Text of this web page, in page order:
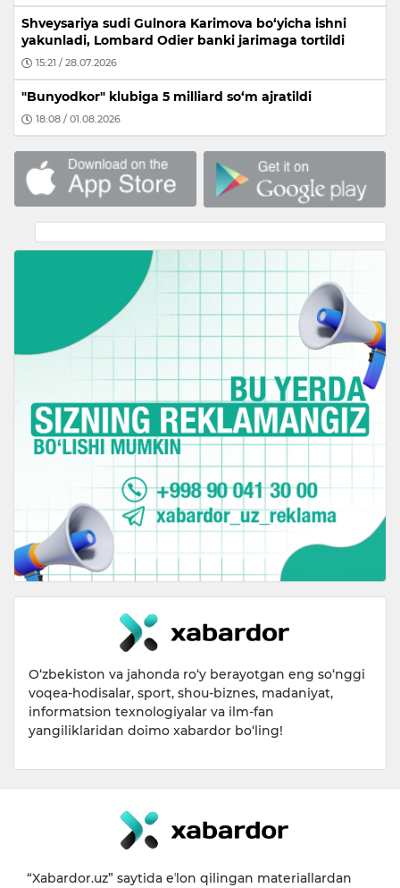
Shveysariya sudi Gulnora Karimova bo‘yicha ishni
yakunladi, Lombard Odier banki jarimaga tortildi
15:21 / 28.07.2026
"Bunyodkor" klubiga 5 milliard so‘m ajratildi
18:08 / 01.08.2026
O‘zbekiston va jahonda ro‘y berayotgan eng so‘nggi
voqea-hodisalar, sport, shou-biznes, madaniyat,
informatsion texnologiyalar va ilm-fan
yangiliklaridan doimo xabardor bo‘ling!
“Xabardor.uz” saytida eʼlon qilingan materiallardan